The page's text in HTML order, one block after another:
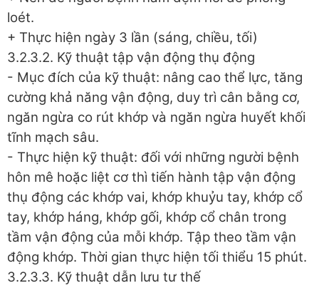
loét.
+ Thực hiện ngày 3 lần (sáng, chiều, tối)
3.2.3.2. Kỹ thuật tập vận động thụ động
- Mục đích của kỹ thuật: nâng cao thể lực, tăng
cường khả năng vận động, duy trì cân bằng cơ,
ngăn ngừa co rút khớp và ngăn ngừa huyết khối
tĩnh mạch sâu.
- Thực hiện kỹ thuật: đối với những người bệnh
hôn mê hoặc liệt cơ thì tiến hành tập vận động
thụ động các khớp vai, khớp khuỷu tay, khớp cổ
tay, khớp háng, khớp gối, khớp cổ chân trong
tầm vận động của mỗi khớp. Tập theo tầm vận
động khớp. Thời gian thực hiện tối thiểu 15 phút.
3.2.3.3. Kỹ thuật dẫn lưu tư thế